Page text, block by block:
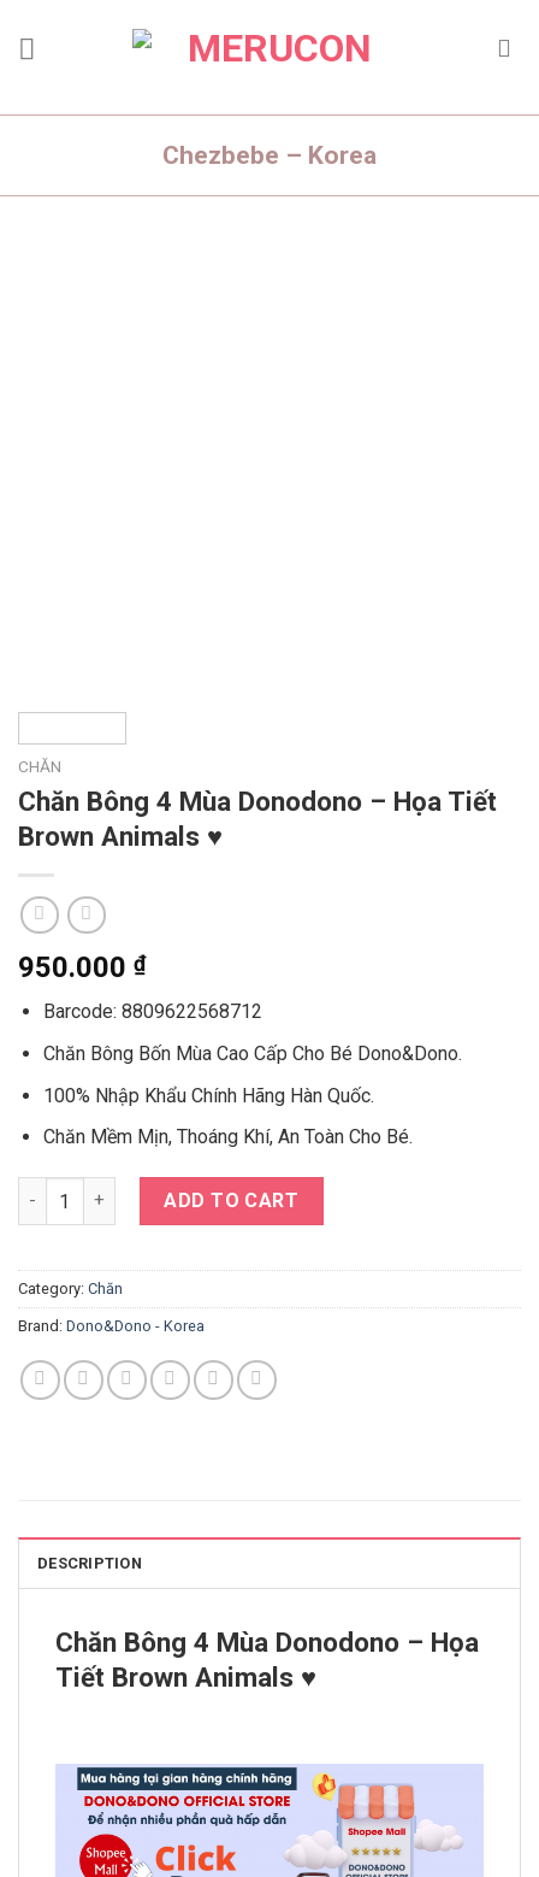
Chezbebe – Korea
CHĂN
Chăn Bông 4 Mùa Donodono – Họa Tiết
Brown Animals ♥
950.000 ₫
Barcode: 8809622568712
Chăn Bông Bốn Mùa Cao Cấp Cho Bé Dono&Dono.
100% Nhập Khẩu Chính Hãng Hàn Quốc.
Chăn Mềm Mịn, Thoáng Khí, An Toàn Cho Bé.
Chăn Bông 4 Mùa Donodono – Họa Tiết Brown Animals ♥
ADD TO CART
Category: Chăn
Brand: Dono&Dono - Korea
DESCRIPTION
Chăn Bông 4 Mùa Donodono – Họa
Tiết Brown Animals ♥